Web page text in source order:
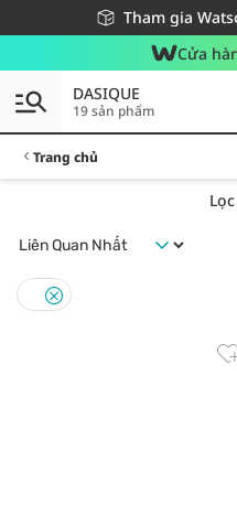
Tham gia
Miễn phí giao
Giao hàng nhanh 24h -
Cửa
DASIQUE
19 sản phẩm
Trang chủ